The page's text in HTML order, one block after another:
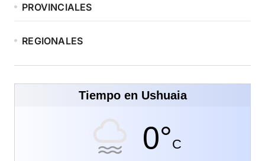
PROVINCIALES
REGIONALES
Tiempo en Ushuaia
0°C